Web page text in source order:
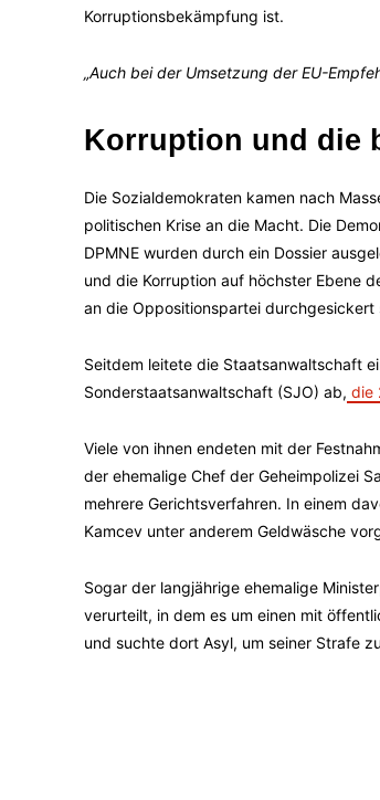
Korruptionsbekämpfung ist.
„Auch bei der Umsetzung der EU-
Korruption und die
Die Sozialdemokraten kamen nach
politischen Krise an die Macht. Die
DPMNE wurden durch ein Dossier
und die Korruption auf höchster Ebene
an die Oppositionspartei durchgesickert
Seitdem leitete die Staatsanwaltschaft
Sonderstaatsanwaltschaft (SJO) ab, die
Viele von ihnen endeten mit der
der ehemalige Chef der Geheimpolizei
mehrere Gerichtsverfahren. In einem
Kamcev unter anderem Geldwäsche
Sogar der langjährige ehemalige
verurteilt, in dem es um einen mit
und suchte dort Asyl, um seiner Strafe